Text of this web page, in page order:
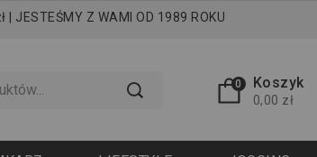
| JESTEŚMY Z WAMI OD 1989 ROKU
0 Koszyk
0,00 zł